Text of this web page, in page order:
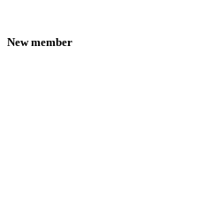
New member